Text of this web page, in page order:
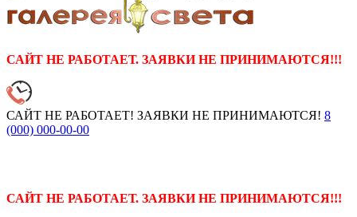
САЙТ НЕ РАБОТАЕТ. ЗАЯВКИ НЕ ПРИНИМАЮТСЯ!!!
САЙТ НЕ РАБОТАЕТ! ЗАЯВКИ НЕ ПРИНИМАЮТСЯ! 8
(000) 000-00-00
САЙТ НЕ РАБОТАЕТ. ЗАЯВКИ НЕ ПРИНИМАЮТСЯ!!!